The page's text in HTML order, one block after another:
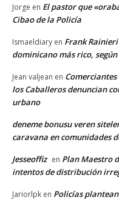
Jorge en El pastor que
Cibao de la Policía
Ismaeldiary en Frank
dominicano más rico,
Jean valjean en
los Caballeros denuncian
urbano
deneme bonusu veren
caravana en comunidades
Jesseoffiz en Plan Maestro
intentos de distribución
Jariorlpk en Policías